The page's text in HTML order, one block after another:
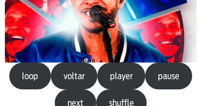
loop voltar player pause
next shuffle